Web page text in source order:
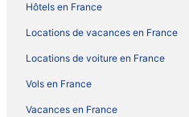
Hôtels en France
Locations de vacances en France
Locations de voiture en France
Vols en France
Vacances en France